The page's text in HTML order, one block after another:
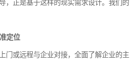
，正是基于这样的现实需求设计。我们的
定位
门或远程与企业对接，全面了解企业的主